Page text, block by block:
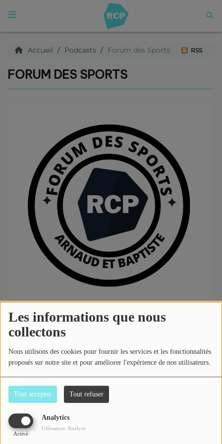
Les informations que nous
collectons
Nous utilisons des cookies pour fournir les services et les fonctionnalités
proposés sur notre site et pour améliorer l'expérience de nos utilisateurs.
Tout accepter Tout refuser
Analytics
Activé
Utilisation: Analyse
ACCUEIL
Qui sommes nous ?
C'est quoi ce titre ?
Archives
Contact
Se connecter
Accueil Podcasts Forum des Sports RSS
FORUM DES SPORTS
Retrouvez toute l'actualité sportive tous les 15 jours
avec Arnaud et Baptiste. Ces deux passionnés
mais pas que !
Le Forum des sports - Emission du 18 mars -
S01E05
Forum des Sports - Emission du 19/02/2024 -